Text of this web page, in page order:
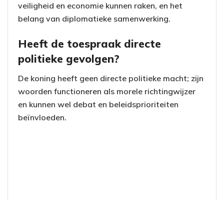
veiligheid en economie kunnen raken, en het
belang van diplomatieke samenwerking.
Heeft de toespraak directe
politieke gevolgen?
De koning heeft geen directe politieke macht; zijn
woorden functioneren als morele richtingwijzer
en kunnen wel debat en beleidsprioriteiten
beïnvloeden.